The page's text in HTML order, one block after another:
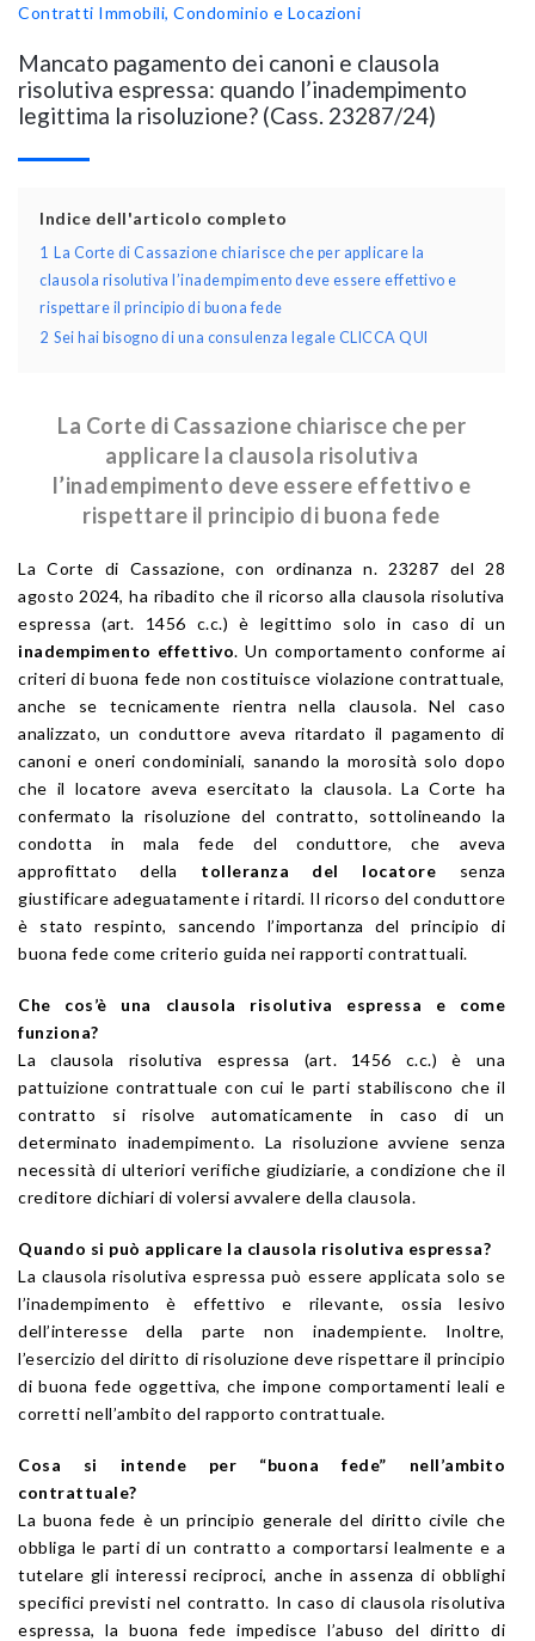
Contratti Immobili, Condominio e Locazioni
Mancato pagamento dei canoni e clausola
risolutiva espressa: quando l’inadempimento
legittima la risoluzione? (Cass. 23287/24)
Indice dell'articolo completo
1
La Corte di Cassazione chiarisce che per applicare la
clausola risolutiva l’inadempimento deve essere effettivo e
rispettare il principio di buona fede
2 Sei hai bisogno di una consulenza legale CLICCA QUI
La Corte di Cassazione chiarisce che per
applicare la clausola risolutiva
l’inadempimento deve essere effettivo e
rispettare il principio di buona fede
La Corte di Cassazione, con ordinanza n. 23287 del 28
agosto 2024, ha ribadito che il ricorso alla clausola risolutiva
espressa (art. 1456 c.c.) è legittimo solo in caso di un
inadempimento effettivo. Un comportamento conforme ai
criteri di buona fede non costituisce violazione contrattuale,
anche se tecnicamente rientra nella clausola. Nel caso
analizzato, un conduttore aveva ritardato il pagamento di
canoni e oneri condominiali, sanando la morosità solo dopo
che il locatore aveva esercitato la clausola. La Corte ha
confermato la risoluzione del contratto, sottolineando la
condotta in mala fede del conduttore, che aveva
approfittato della tolleranza del locatore senza
giustificare adeguatamente i ritardi. Il ricorso del conduttore
è stato respinto, sancendo l’importanza del principio di
buona fede come criterio guida nei rapporti contrattuali.
Che cos’è una clausola risolutiva espressa e come
funziona?
La clausola risolutiva espressa (art. 1456 c.c.) è una
pattuizione contrattuale con cui le parti stabiliscono che il
contratto si risolve automaticamente in caso di un
determinato inadempimento. La risoluzione avviene senza
necessità di ulteriori verifiche giudiziarie, a condizione che il
creditore dichiari di volersi avvalere della clausola.
Quando si può applicare la clausola risolutiva espressa?
La clausola risolutiva espressa può essere applicata solo se
l’inadempimento è effettivo e rilevante, ossia lesivo
dell’interesse della parte non inadempiente. Inoltre,
l’esercizio del diritto di risoluzione deve rispettare il principio
di buona fede oggettiva, che impone comportamenti leali e
corretti nell’ambito del rapporto contrattuale.
Cosa si intende per “buona fede” nell’ambito
contrattuale?
La buona fede è un principio generale del diritto civile che
obbliga le parti di un contratto a comportarsi lealmente e a
tutelare gli interessi reciproci, anche in assenza di obblighi
specifici previsti nel contratto. In caso di clausola risolutiva
espressa, la buona fede impedisce l’abuso del diritto di